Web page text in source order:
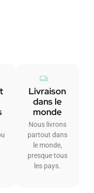
Livraison
dans le
monde
Nous livrons
partout dans
le monde,
presque tous
les pays.